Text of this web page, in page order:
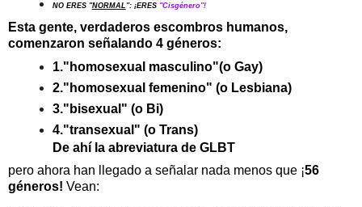
NO ERES "NORMAL ": ¡ERES "Cisgénero"!
Esta gente, verdaderos escombros humanos,
comenzaron señalando 4 géneros:
1."homosexual masculino"(o Gay)
2."homosexual femenino" (o Lesbiana)
3."bisexual" (o Bi)
4."transexual" (o Trans)
De ahí la abreviatura de GLBT
pero ahora han llegado a señalar nada menos que ¡56
géneros! Vean: